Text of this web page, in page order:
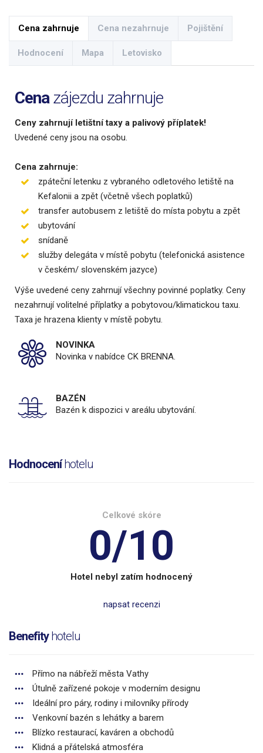
Cena zahrnuje Cena nezahrnuje Pojištění
Hodnocení Mapa Letovisko
Cenazájezdu zahrnuje
Ceny zahrnují letištní taxy a palivový příplatek!
Uvedené ceny jsou na osobu.
Cena zahrnuje:
zpáteční letenku z vybraného odletového letiště na
Kefalonii a zpět (včetně všech poplatků)
transfer autobusem z letiště do místa pobytu a zpět
ubytování
snídaně
služby delegáta v místě pobytu (telefonická asistence
v českém/ slovenském jazyce)
Výše uvedené ceny zahrnují všechny povinné poplatky. Ceny
nezahrnují volitelné příplatky a pobytovou/klimatickou taxu.
Taxa je hrazena klienty v místě pobytu.
NOVINKA
Novinka v nabídce CK BRENNA.
BAZÉN
Bazén k dispozici v areálu ubytování.
Hodnoceníhotelu
Celkové skóre
0/10
Hotel nebyl zatím hodnocený
napsat recenzi
Benefityhotelu
Přímo na nábřeží města Vathy
Útulně zařízené pokoje v moderním designu
Ideální pro páry, rodiny i milovníky přírody
Venkovní bazén s lehátky a barem
Blízko restaurací, kaváren a obchodů
Klidná a přátelská atmosféra